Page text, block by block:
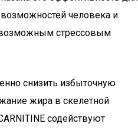
человека и
стрессовым
снизить избыточную
жира в скелетной
содействуют